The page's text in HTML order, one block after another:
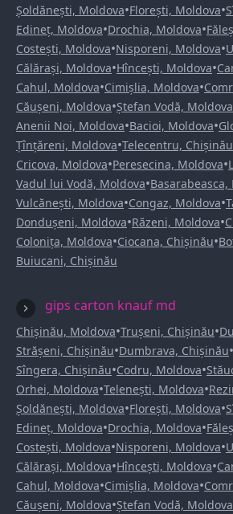
Șoldănești, Moldova•Florești, Moldova•
Edineț, Moldova•Drochia, Moldova•
Costești, Moldova•Nisporeni, Moldova•
Călărași, Moldova•Hîncești, Moldova•
Cahul, Moldova•Cimișlia, Moldova•
Căușeni, Moldova•Ștefan Vodă, Moldova
Anenii Noi, Moldova•Bacioi, Moldova•
Țînțăreni, Moldova•Telecentru, Chișinău
Cricova, Moldova•Peresecina, Moldova•
Vadul lui Vodă, Moldova•Basarabeasca,
Vulcănești, Moldova•Congaz, Moldova•
Dondușeni, Moldova•Răzeni, Moldova•
Colonița, Moldova•Ciocana, Chișinău•
Buiucani, Chișinău
gips carton knauf md
Chișinău, Moldova•Trușeni, Chișinău•
Strășeni, Chișinău•Dumbrava, Chișinău•
Sîngera, Chișinău•Codru, Moldova•
Orhei, Moldova•Telenești, Moldova•
Șoldănești, Moldova•Florești, Moldova•
Edineț, Moldova•Drochia, Moldova•
Costești, Moldova•Nisporeni, Moldova•
Călărași, Moldova•Hîncești, Moldova•
Cahul, Moldova•Cimișlia, Moldova•
Căușeni, Moldova•Ștefan Vodă, Moldova